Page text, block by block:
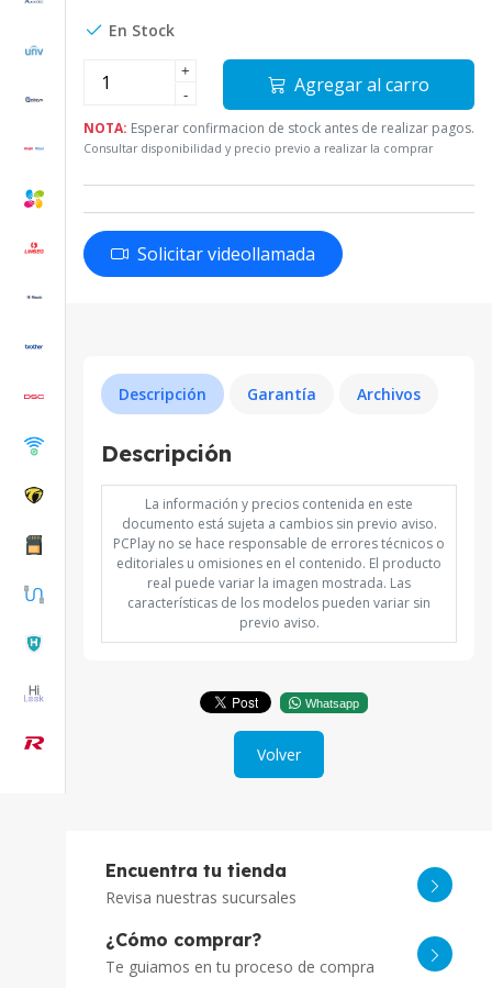
En Stock
+
-
Agregar al carro
NOTA: Esperar confirmacion de stock antes de realizar pagos.
Consultar disponibilidad y precio previo a realizar la comprar
Solicitar videollamada
Descripción Garantía Archivos
Descripción
La información y precios contenida en este
documento está sujeta a cambios sin previo aviso.
PCPlay no se hace responsable de errores técnicos o
editoriales u omisiones en el contenido. El producto
real puede variar la imagen mostrada. Las
características de los modelos pueden variar sin
previo aviso.
Whatsapp
Volver
Encuentra tu tienda
Revisa nuestras sucursales
¿Cómo comprar?
Te guiamos en tu proceso de compra